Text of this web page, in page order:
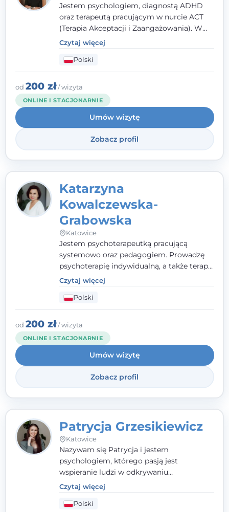
Jestem psychologiem, diagnostą ADHD
oraz terapeutą pracującym w nurcie ACT
(Terapia Akceptacji i Zaangażowania). W
kontakcie z pacjentem najważniejsze są dla
mnie serdeczność, zrozumienie i atmosfera
pełna ciepła. Wierzę, że skuteczna terapia
to wspólne działanie - razem tworzymy
zespół, który szuka rozwiązań.
Czytaj więcej
Polski
od 200 zł/ wizyta
ONLINE I STACJONARNIE
Umów wizytę
Zobacz profil
Katarzyna
Kowalczewska-
Grabowska
Katowice
Jestem psychoterapeutką pracującą
systemowo oraz pedagogiem. Prowadzę
psychoterapię indywidualną, a także terapię
par, małżeństw i rodzin. Patrzę na
człowieka całościowo - w kontekście jego
relacji z rodziną, pracą i otoczeniem - i
opieram współpracę na Twoich mocnych
stronach.
Czytaj więcej
Polski
od 200 zł/ wizyta
ONLINE I STACJONARNIE
Umów wizytę
Zobacz profil
Patrycja Grzesikiewicz
Katowice
Nazywam się Patrycja i jestem
psychologiem, którego pasją jest
wspieranie ludzi w odkrywaniu
wewnętrznej siły i radzeniu sobie z
codziennymi trudnościami. Pracuję w
nurcie poznawczo-behawioralnym, oferując
Czytaj więcej
Polski